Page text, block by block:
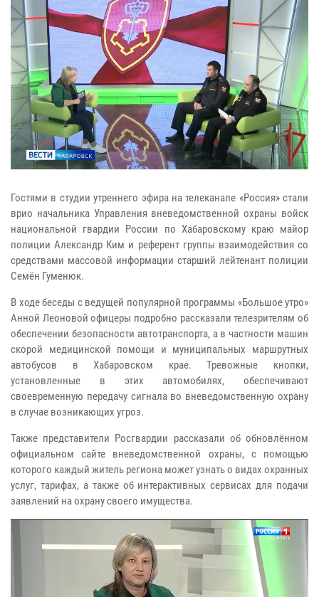
Гостями в студии утреннего эфира на телеканале «Россия» стали
врио начальника Управления вневедомственной охраны войск
национальной гвардии России по Хабаровскому краю майор
полиции Александр Ким и референт группы взаимодействия со
средствами массовой информации старший лейтенант полиции
Семён Гуменюк.
В ходе беседы с ведущей популярной программы «Большое утро»
Анной Леоновой офицеры подробно рассказали телезрителям об
обеспечении безопасности автотранспорта, а в частности машин
скорой медицинской помощи и муниципальных маршрутных
автобусов в Хабаровском крае. Тревожные кнопки,
установленные в этих автомобилях, обеспечивают
своевременную передачу сигнала во вневедомственную охрану
в случае возникающих угроз.
Также представители Росгвардии рассказали об обновлённом
официальном сайте вневедомственной охраны, с помощью
которого каждый житель региона может узнать о видах охранных
услуг, тарифах, а также об интерактивных сервисах для подачи
заявлений на охрану своего имущества.